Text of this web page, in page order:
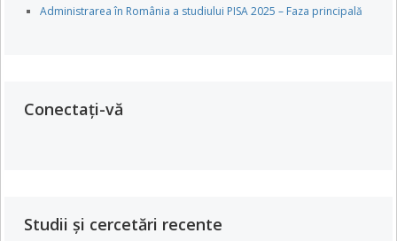
Administrarea în România a studiului PISA 2025 – Faza principală
Conectați-vă
Studii și cercetări recente